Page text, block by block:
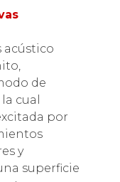
acústico
de
cual
por
y
superficie